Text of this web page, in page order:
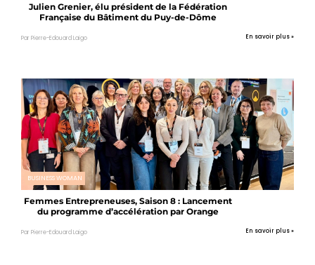
Julien Grenier, élu président de la Fédération
Française du Bâtiment du Puy-de-Dôme
Par Pierre-Edouard Laigo En savoir plus »
BUSINESS WOMAN
Femmes Entrepreneuses, Saison 8 : Lancement
du programme d’accélération par Orange
Par Pierre-Edouard Laigo En savoir plus »